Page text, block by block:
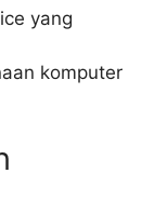
yang
komputer